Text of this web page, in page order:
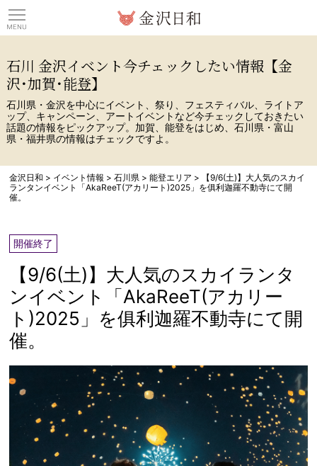
石川 金沢イベント今チェックしたい情報【金
沢･加賀･能登】
石川県・金沢を中心にイベント、祭り、フェスティバル、ライトア
ップ、キャンペーン、アートイベントなど今チェックしておきたい
話題の情報をピックアップ。加賀、能登をはじめ、石川県・富山
県・福井県の情報はチェックですよ。
金沢日和 > イベント情報 >石川県 >能登エリア >
【9/6(土)】大人気のスカイ
ランタンイベント「AkaReeT(アカリート)2025」を俱利迦羅不動寺にて開
催。
開催終了
【9/6(土)】大人気のスカイランタ
ンイベント「AkaReeT(アカリー
ト)2025」を俱利迦羅不動寺にて開
催。